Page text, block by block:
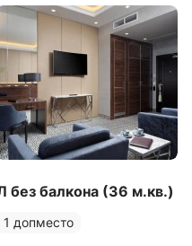
без балкона (36 м.кв.)
1 допместо